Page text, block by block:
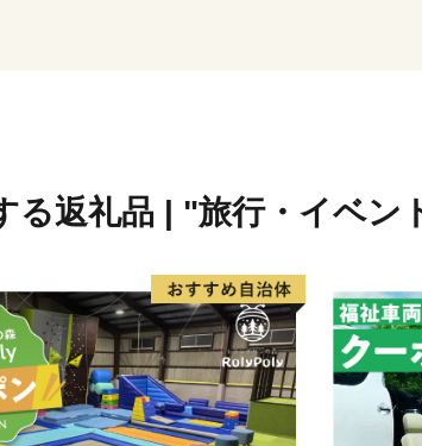
る返礼品 | "旅行・イベン